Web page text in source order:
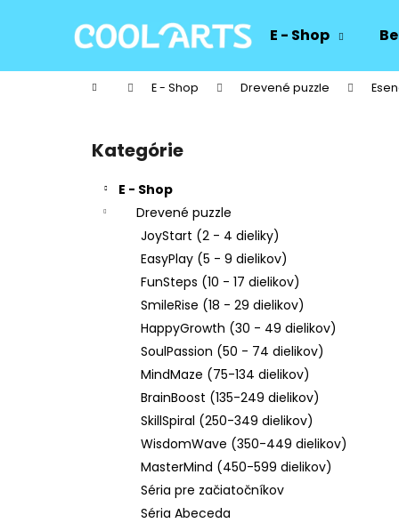
E - Shop
Domov E - Shop Drevené puzzle
Preskočiť
kategórie
Kategórie
E - Shop
Drevené puzzle
JoyStart (2 - 4 dieliky)
EasyPlay (5 - 9 dielikov)
FunSteps (10 - 17 dielikov)
SmileRise (18 - 29 dielikov)
HappyGrowth (30 - 49 dielikov)
SoulPassion (50 - 74 dielikov)
MindMaze (75-134 dielikov)
BrainBoost (135-249 dielikov)
SkillSpiral (250-349 dielikov)
WisdomWave (350-449 dielikov)
MasterMind (450-599 dielikov)
Séria pre začiatočníkov
Séria Abeceda
í
Späť
do
Späť
do
DREVENÝ RÁM MINDMAZE (OBDĹŽNIK 28
X 37 CM)
€4,95